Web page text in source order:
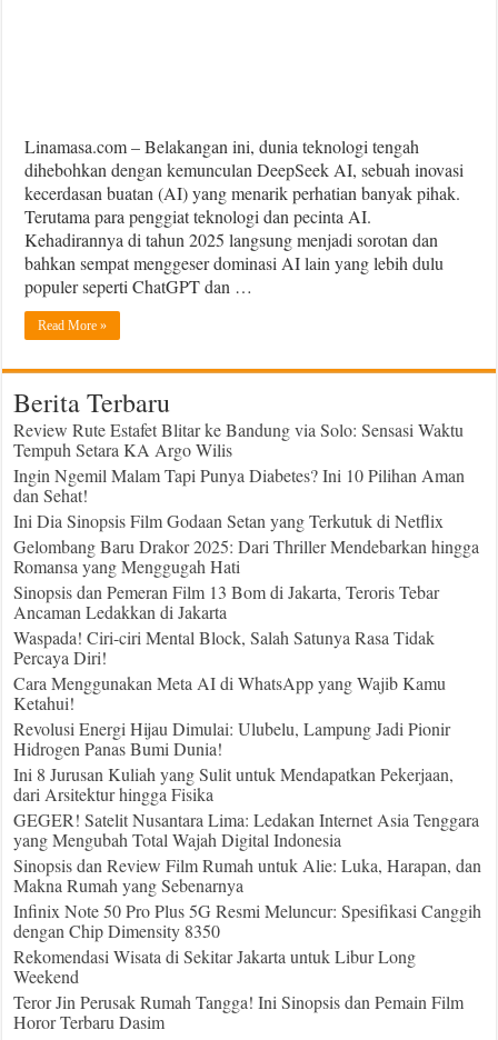
Linamasa.com – Belakangan ini, dunia teknologi tengah
dihebohkan dengan kemunculan DeepSeek AI, sebuah inovasi
kecerdasan buatan (AI) yang menarik perhatian banyak pihak.
Terutama para penggiat teknologi dan pecinta AI.
Kehadirannya di tahun 2025 langsung menjadi sorotan dan
bahkan sempat menggeser dominasi AI lain yang lebih dulu
populer seperti ChatGPT dan …
Read More »
Berita Terbaru
Review Rute Estafet Blitar ke Bandung via Solo: Sensasi Waktu
Tempuh Setara KA Argo Wilis
Ingin Ngemil Malam Tapi Punya Diabetes? Ini 10 Pilihan Aman
dan Sehat!
Ini Dia Sinopsis Film Godaan Setan yang Terkutuk di Netflix
Gelombang Baru Drakor 2025: Dari Thriller Mendebarkan hingga
Romansa yang Menggugah Hati
Sinopsis dan Pemeran Film 13 Bom di Jakarta, Teroris Tebar
Ancaman Ledakkan di Jakarta
Waspada! Ciri-ciri Mental Block, Salah Satunya Rasa Tidak
Percaya Diri!
Cara Menggunakan Meta AI di WhatsApp yang Wajib Kamu
Ketahui!
Revolusi Energi Hijau Dimulai: Ulubelu, Lampung Jadi Pionir
Hidrogen Panas Bumi Dunia!
Ini 8 Jurusan Kuliah yang Sulit untuk Mendapatkan Pekerjaan,
dari Arsitektur hingga Fisika
GEGER! Satelit Nusantara Lima: Ledakan Internet Asia Tenggara
yang Mengubah Total Wajah Digital Indonesia
Sinopsis dan Review Film Rumah untuk Alie: Luka, Harapan, dan
Makna Rumah yang Sebenarnya
Infinix Note 50 Pro Plus 5G Resmi Meluncur: Spesifikasi Canggih
dengan Chip Dimensity 8350
Rekomendasi Wisata di Sekitar Jakarta untuk Libur Long
Weekend
Teror Jin Perusak Rumah Tangga! Ini Sinopsis dan Pemain Film
Horor Terbaru Dasim